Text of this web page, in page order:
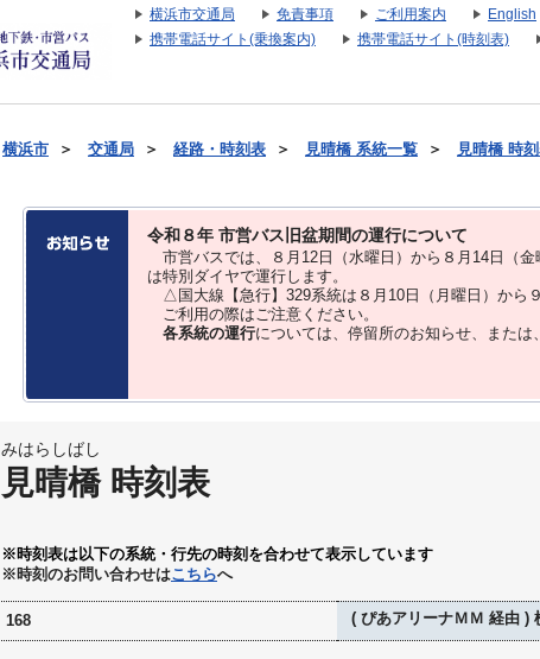
横浜市交通局 免責事項 ご利用案内 English
携帯電話サイト(乗換案内)
携帯電話サイト(時刻表)
横浜市 ＞ 交通局 ＞ 経路・時刻表 ＞ 見晴橋 系統一覧 ＞ 見晴橋 時
令和８年 市営バス旧盆期間の運行について
市営バスでは、８⽉12⽇（水曜日）から８⽉14⽇（
は特別ダイヤで運⾏します。
△国大線【急行】329系統は８月10日（月曜日）から
ご利用の際はご注意ください。
各系統の運行については、停留所のお知らせ、または、
みはらしばし
見晴橋 時刻表
※時刻表は以下の系統・行先の時刻を合わせて表示しています
※時刻のお問い合わせはこちらへ
168 ( ぴあアリーナＭＭ 経由 )